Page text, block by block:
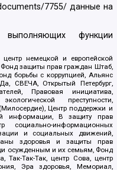
7755/ данные на
функции
немецкой и европейской
Фонд защиты прав граждан Штаб,
борьбы с коррупцией, Альянс
СВЕЧА, Открытый Петербург,
Правовая инициатива,
преступности,
Центр поддержки и
информации, В защиту прав
информационных
и социальных движений,
здоровья и защиты прав
осужденным и их семьям, Фонд
Так-Так-Так, центр Сова, центр
Эра здоровья, Мемориал,